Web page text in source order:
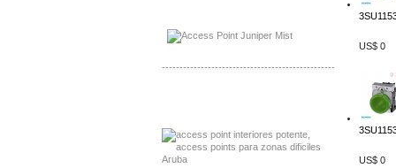
-------------------------------------------------
US$ 0
US$ 0